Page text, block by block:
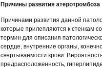
Причины развития атеротромбоза
Причинами развития данной
которые прилепляются к стенкам
термин для описания
сердце, внутренние органы,
свертываемости крови.
предрасположенность,